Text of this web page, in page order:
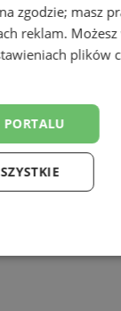
do
Śląski
zgodzie; masz
reklam.
plików
PORTALU